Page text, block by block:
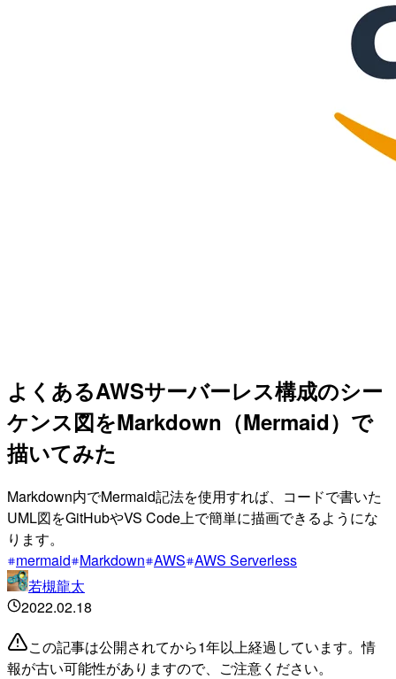
よくあるAWSサーバーレス構成のシー
ケンス図をMarkdown（Mermaid）で
描いてみた
Markdown内でMermaid記法を使用すれば、コードで書いた
UML図をGitHubやVS Code上で簡単に描画できるようにな
ります。
mermaid Markdown AWS AWS Serverless
若槻龍太
2022.02.18
この記事は公開されてから1年以上経過しています。情
報が古い可能性がありますので、ご注意ください。